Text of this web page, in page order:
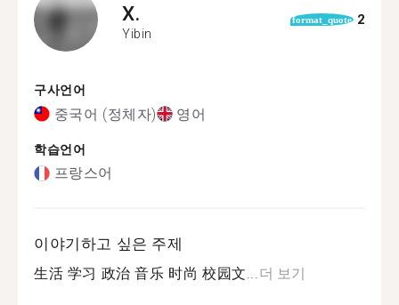
X.
Yibin
format_quote 2
구사언어
중국어 (정체자) 영어
학습언어
프랑스어
이야기하고 싶은 주제
生活 学习 政治 音乐 时尚 校园文...더 보기